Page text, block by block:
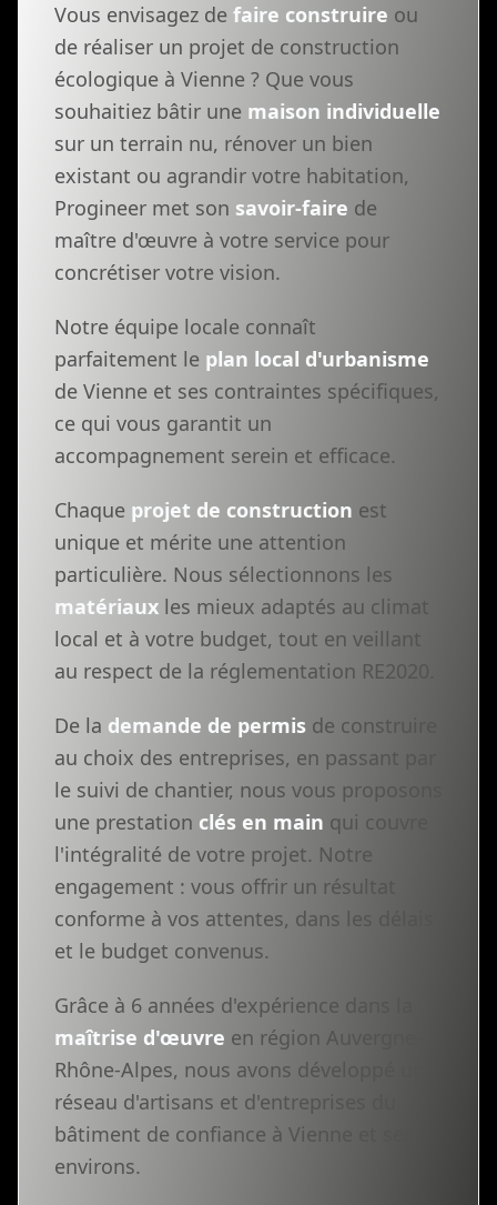
Vous envisagez de faire construire ou
de réaliser un projet de construction
écologique à Vienne ? Que vous
souhaitiez bâtir une maison individuelle
sur un terrain nu, rénover un bien
existant ou agrandir votre habitation,
Progineer met son savoir-faire de
maître d'œuvre à votre service pour
concrétiser votre vision.
Notre équipe locale connaît
parfaitement le plan local d'urbanisme
de Vienne et ses contraintes spécifiques,
ce qui vous garantit un
accompagnement serein et efficace.
Chaque projet de construction est
unique et mérite une attention
particulière. Nous sélectionnons les
matériaux les mieux adaptés au climat
local et à votre budget, tout en veillant
au respect de la réglementation RE2020.
De la demande de permis de construire
au choix des entreprises, en passant par
le suivi de chantier, nous vous proposons
une prestation clés en main qui couvre
l'intégralité de votre projet. Notre
engagement : vous offrir un résultat
conforme à vos attentes, dans les délais
et le budget convenus.
Grâce à 6 années d'expérience dans la
maîtrise d'œuvre en région Auvergne-
Rhône-Alpes, nous avons développé un
réseau d'artisans et d'entreprises du
bâtiment de confiance à Vienne et ses
environs.